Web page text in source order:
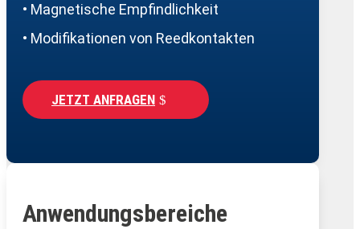
• Magnetische Empfindlichkeit
• Modifikationen von Reedkontakten
JETZT ANFRAGEN
Anwendungsbereiche